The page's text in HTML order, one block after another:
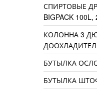
СПИРТОВЫЕ
BIGPACK 100L,
КОЛОННА 3
БУТЫЛКА
БУТЫЛКА